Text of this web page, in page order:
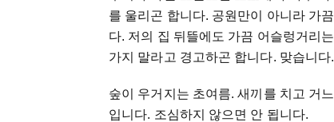
를 울리곤 합니다. 공원만이 아니라 가
다. 저의 집 뒤뜰에도 가끔 어슬렁거리
가지 말라고 경고하곤 합니다. 맞습니
숲이 우거지는 초여름. 새끼를 치고 거
입니다. 조심하지 않으면 안 됩니다.